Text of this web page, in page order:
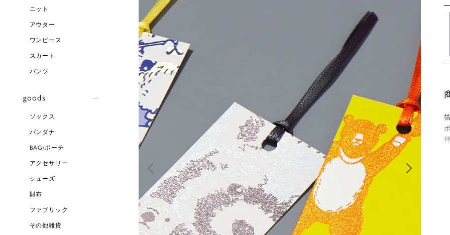
ニット
アウター
ワンピース
スカート
パンツ
goods
ソックス
バンダナ
BAG/ポーチ
アクセサリー
シューズ
財布
ファブリック
その他雑貨